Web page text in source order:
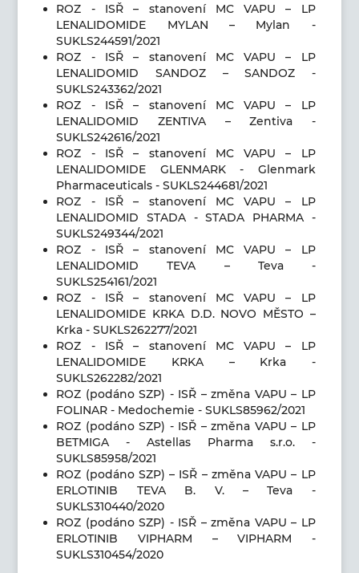
ROZ - ISŘ – stanovení MC VAPU – LP
LENALIDOMIDE MYLAN – Mylan -
SUKLS244591/2021
ROZ - ISŘ – stanovení MC VAPU – LP
LENALIDOMID SANDOZ – SANDOZ -
SUKLS243362/2021
ROZ - ISŘ – stanovení MC VAPU – LP
LENALIDOMID ZENTIVA – Zentiva -
SUKLS242616/2021
ROZ - ISŘ – stanovení MC VAPU – LP
LENALIDOMIDE GLENMARK - Glenmark
Pharmaceuticals - SUKLS244681/2021
ROZ - ISŘ – stanovení MC VAPU – LP
LENALIDOMID STADA - STADA PHARMA -
SUKLS249344/2021
ROZ - ISŘ – stanovení MC VAPU – LP
LENALIDOMID TEVA – Teva -
SUKLS254161/2021
ROZ - ISŘ – stanovení MC VAPU – LP
LENALIDOMIDE KRKA D.D. NOVO MĚSTO –
Krka - SUKLS262277/2021
ROZ - ISŘ – stanovení MC VAPU – LP
LENALIDOMIDE KRKA – Krka -
SUKLS262282/2021
ROZ (podáno SZP) - ISŘ – změna VAPU – LP
FOLINAR - Medochemie - SUKLS85962/2021
ROZ (podáno SZP) - ISŘ – změna VAPU – LP
BETMIGA - Astellas Pharma s.r.o. -
SUKLS85958/2021
ROZ (podáno SZP) – ISŘ – změna VAPU – LP
ERLOTINIB TEVA B. V. – Teva -
SUKLS310440/2020
ROZ (podáno SZP) - ISŘ – změna VAPU – LP
ERLOTINIB VIPHARM – VIPHARM -
SUKLS310454/2020